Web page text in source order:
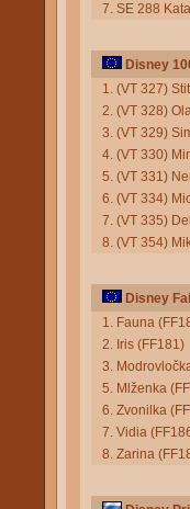
7. SE 288
Disney
1. (VT 327)
2. (VT 328)
3. (VT 329)
4. (VT 330)
5. (VT 331)
6. (VT 334)
7. (VT 335)
8. (VT 354)
Disney
1. Fauna
2. Iris (FF181)
3.
5. Mlženka
6. Zvonilka
7. Vidia
8. Zarina